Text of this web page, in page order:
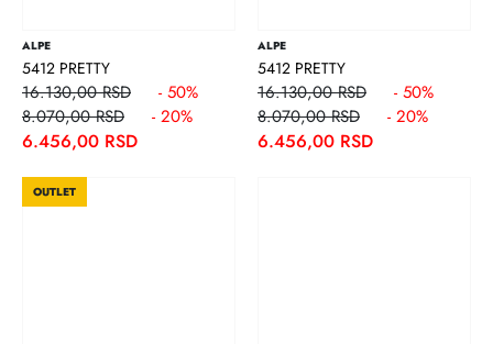
ALPE
5412 PRETTY
16.130,00 RSD
- 50%
8.070,00 RSD
- 20%
6.456,00 RSD
ALPE
5412 PRETTY
16.130,00 RSD
- 50%
8.070,00 RSD
- 20%
6.456,00 RSD
OUTLET